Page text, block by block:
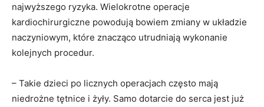
najwyższego ryzyka. Wielokrotne operacje
kardiochirurgiczne powodują bowiem zmiany w układzie
naczyniowym, które znacząco utrudniają wykonanie
kolejnych procedur.
– Takie dzieci po licznych operacjach często mają
niedrożne tętnice i żyły. Samo dotarcie do serca jest już